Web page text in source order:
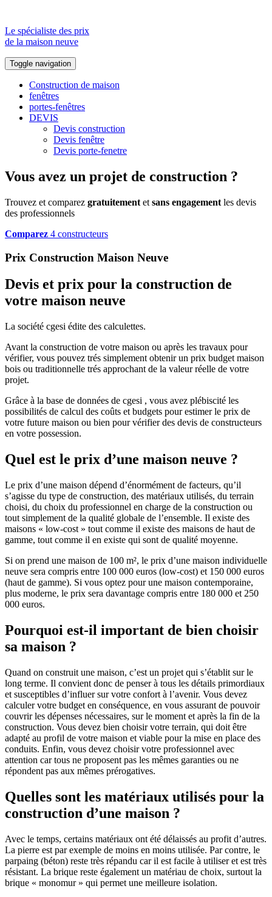
Le spécialiste des prix
de la maison neuve
Toggle navigation
Construction de maison
fenêtres
portes-fenêtres
DEVIS
Devis construction
Devis fenêtre
Devis porte-fenetre
Vous avez un projet de construction ?
Trouvez et comparez gratuitement et sans engagement les devis
des professionnels
Comparez 4 constructeurs
Prix Construction Maison Neuve
Devis et prix pour la construction de
votre maison neuve
La société cgesi édite des calculettes.
Avant la construction de votre maison ou après les travaux pour
vérifier, vous pouvez trés simplement obtenir un prix budget maison
bois ou traditionnelle trés approchant de la valeur réelle de votre
projet.
Grâce à la base de données de cgesi , vous avez plébiscité les
possibilités de calcul des coûts et budgets pour estimer le prix de
votre future maison ou bien pour vérifier des devis de constructeurs
en votre possession.
Quel est le prix d’une maison neuve ?
Le prix d’une maison dépend d’énormément de facteurs, qu’il
s’agisse du type de construction, des matériaux utilisés, du terrain
choisi, du choix du professionnel en charge de la construction ou
tout simplement de la qualité globale de l’ensemble. Il existe des
maisons « low-cost » tout comme il existe des maisons de haut de
gamme, tout comme il en existe qui sont de qualité moyenne.
Si on prend une maison de 100 m², le prix d’une maison individuelle
neuve sera compris entre 100 000 euros (low-cost) et 150 000 euros
(haut de gamme). Si vous optez pour une maison contemporaine,
plus moderne, le prix sera davantage compris entre 180 000 et 250
000 euros.
Pourquoi est-il important de bien choisir
sa maison ?
Quand on construit une maison, c’est un projet qui s’établit sur le
long terme. Il convient donc de penser à tous les détails primordiaux
et susceptibles d’influer sur votre confort à l’avenir. Vous devez
calculer votre budget en conséquence, en vous assurant de pouvoir
couvrir les dépenses nécessaires, sur le moment et après la fin de la
construction. Vous devez bien choisir votre terrain, qui doit être
adapté au profil de votre maison et viable pour la mise en place des
conduits. Enfin, vous devez choisir votre professionnel avec
attention car tous ne proposent pas les mêmes garanties ou ne
répondent pas aux mêmes prérogatives.
Quelles sont les matériaux utilisés pour la
construction d’une maison ?
Avec le temps, certains matériaux ont été délaissés au profit d’autres.
La pierre est par exemple de moins en moins utilisée. Par contre, le
parpaing (béton) reste très répandu car il est facile à utiliser et est très
résistant. La brique reste également un matériau de choix, surtout la
brique « monomur » qui permet une meilleure isolation.